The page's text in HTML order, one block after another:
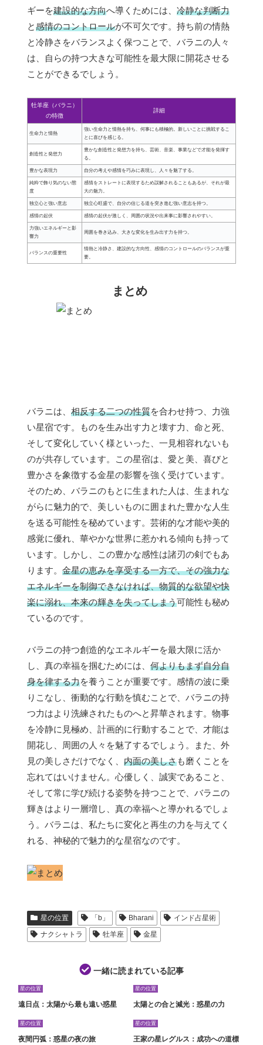
ギーを建設的な方向へ導くためには、 冷静な判断力
と感情のコントロールが不可欠です。持ち前の情熱
と冷静さをバランスよく保つことで、バラニの人々
は、自らの持つ大きな可能性を最大限に開花させる
ことができるでしょう。
牡羊座（バラニ）
の特徴
詳細
生命力と情熱
強い生命力と情熱を持ち、何事にも積極的。新しいことに挑戦するこ
とに喜びを感じる。
創造性と発想力
豊かな創造性と発想力を持ち、芸術、音楽、事業などで才能を発揮す
る。
豊かな表現力 自分の考えや感情を巧みに表現し、人々を魅了する。
純粋で飾り気のない態
度
感情をストレートに表現するため誤解されることもあるが、それが最
大の魅力。
独立心と強い意志 独立心旺盛で、自分の信じる道を突き進む強い意志を持つ。
感情の起伏 感情の起伏が激しく、周囲の状況や出来事に影響されやすい。
力強いエネルギーと影
響力
周囲を巻き込み、大きな変化を生み出す力を持つ。
バランスの重要性
情熱と冷静さ、建設的な方向性、感情のコントロールのバランスが重
要。
まとめ
バラニは、 相反する二つの性質を合わせ持つ、力強
い星宿です。ものを生み出す力と壊す力、命と死、
そして変化していく様といった、一見相容れないも
のが共存しています。この星宿は、愛と美、喜びと
豊かさを象徴する金星の影響を強く受けています。
そのため、バラニのもとに生まれた人は、生まれな
がらに魅力的で、美しいものに囲まれた豊かな人生
を送る可能性を秘めています。芸術的な才能や美的
感覚に優れ、華やかな世界に惹かれる傾向も持って
います。しかし、この豊かな感性は諸刃の剣でもあ
ります。 金星の恵みを享受する一方で、その強力な
エネルギーを制御できなければ、物質的な欲望や快
楽に溺れ、本来の輝きを失ってしまう可能性も秘め
ているのです。
バラニの持つ創造的なエネルギーを最大限に活か
し、真の幸福を掴むためには、 何よりもまず自分自
身を律する力を養うことが重要です。感情の波に乗
りこなし、衝動的な行動を慎むことで、バラニの持
つ力はより洗練されたものへと昇華されます。物事
を冷静に見極め、計画的に行動することで、才能は
開花し、周囲の人々を魅了するでしょう。また、外
見の美しさだけでなく、 内面の美しさも磨くことを
忘れてはいけません。心優しく、誠実であること、
そして常に学び続ける姿勢を持つことで、バラニの
輝きはより一層増し、真の幸福へと導かれるでしょ
う。バラニは、私たちに変化と再生の力を与えてく
れる、神秘的で魅力的な星宿なのです。
星の位置 「b」 Bharani
インド占星術
ナクシャトラ
牡羊座 金星
一緒に読まれている記事
星の位置
遠日点：太陽から最も遠い惑星
星の位置
太陽との合と減光：惑星の力
星の位置
夜間円弧：惑星の夜の旅
星の位置
王家の星レグルス：成功への道標